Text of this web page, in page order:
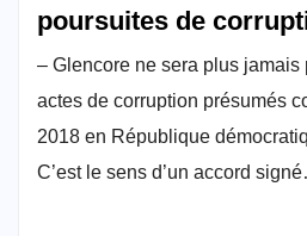
poursuites de
– Glencore ne sera plus jamais
actes de corruption présumés
2018 en République
C’est le sens d’un accord